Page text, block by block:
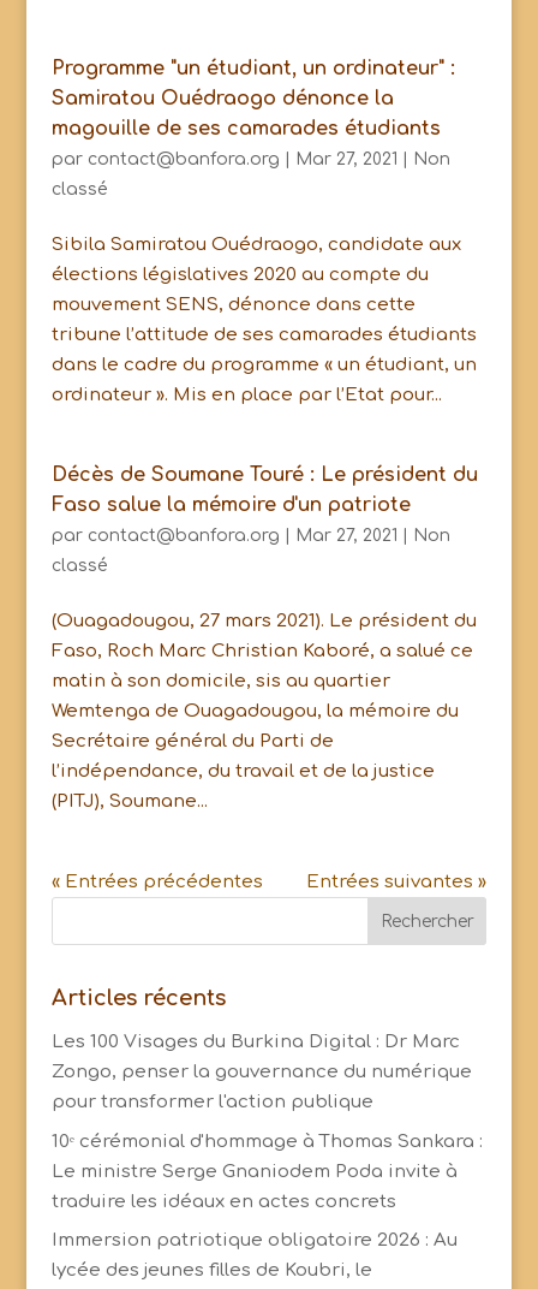
Programme "un étudiant, un ordinateur" :
Samiratou Ouédraogo dénonce la
magouille de ses camarades étudiants
par contact@banfora.org Mar 27, 2021
Non
classé
Sibila Samiratou Ouédraogo, candidate aux
élections législatives 2020 au compte du
mouvement SENS, dénonce dans cette
tribune l’attitude de ses camarades étudiants
dans le cadre du programme « un étudiant, un
ordinateur ». Mis en place par l’Etat pour...
Décès de Soumane Touré : Le président du
Faso salue la mémoire d'un patriote
par contact@banfora.org Mar 27, 2021
Non
classé
(Ouagadougou, 27 mars 2021). Le président du
Faso, Roch Marc Christian Kaboré, a salué ce
matin à son domicile, sis au quartier
Wemtenga de Ouagadougou, la mémoire du
Secrétaire général du Parti de
l’indépendance, du travail et de la justice
(PITJ), Soumane...
« Entrées précédentes Entrées suivantes »
Articles récents
Les 100 Visages du Burkina Digital : Dr Marc
Zongo, penser la gouvernance du numérique
pour transformer l'action publique
10ᵉ cérémonial d'hommage à Thomas Sankara :
Le ministre Serge Gnaniodem Poda invite à
traduire les idéaux en actes concrets
Immersion patriotique obligatoire 2026 : Au
lycée des jeunes filles de Koubri, le